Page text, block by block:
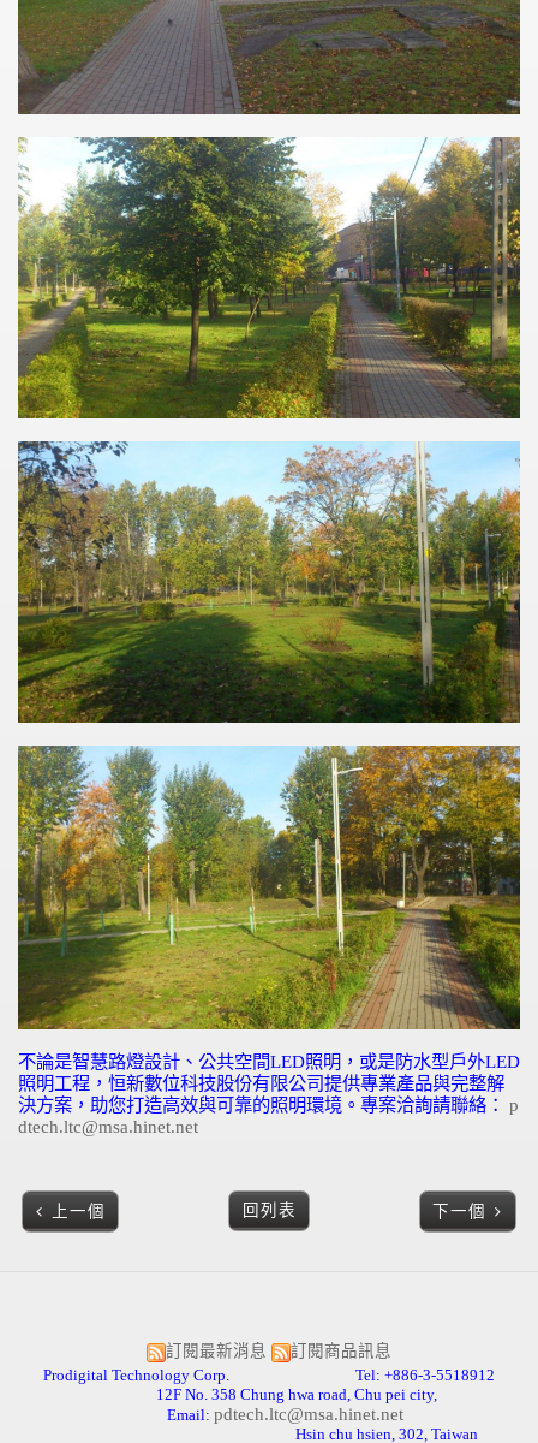
不論是智慧路燈設計、公共空間LED照明，或是防水型戶外LED
照明工程， 恒新數位科技股份有限公司提供專業產品與完整解
決方案，助您打造高效與可靠的照明環境。 專案洽詢請聯絡： p
dtech.ltc@msa.hinet.net
上一個 回列表 下一個
訂閱最新消息
訂閱商品訊息
Prodigital Technology Corp. Tel: +886-3-5518912
12F No. 358 Chung hwa road, Chu pei city,
Email: pdtech.ltc@msa.hinet.net
Hsin chu hsien, 302, Taiwan